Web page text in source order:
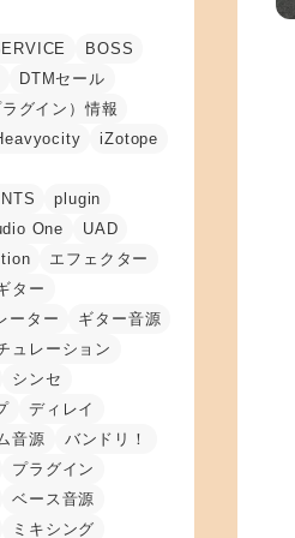
BOSS
DTMセール
グイン）情報
iZotope
plugin
One
UAD
エフェクター
ター
ーター
ギター音源
ュレーション
シンセ
ディレイ
音源
バンドリ！
プラグイン
ベース音源
ミキシング